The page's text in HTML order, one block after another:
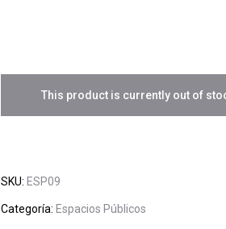
This product is currently out of
SKU: ESP09
Categoría: Espacios Públicos